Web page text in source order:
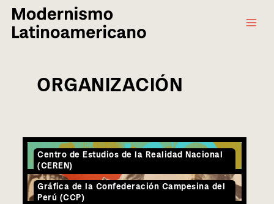
contenido
Menu
ORGANIZACIÓN
Centro de Estudios de la Realidad Nacional
(CEREN)
Gráfica de la Confederación Campesina del
Perú (CCP)